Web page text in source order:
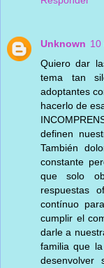
Unknown 10
Quiero dar
tema tan
adoptantes
hacerlo de
definen
También
constante
que solo
respuestas
contínuo
cumplir el
darle a
familia que